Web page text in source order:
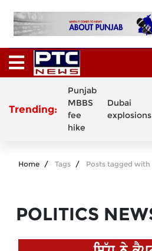
Trending:
Punjab
MBBS
fee
hike
Dubai
explosions
Home Tags Posts tagged with
POLITICS